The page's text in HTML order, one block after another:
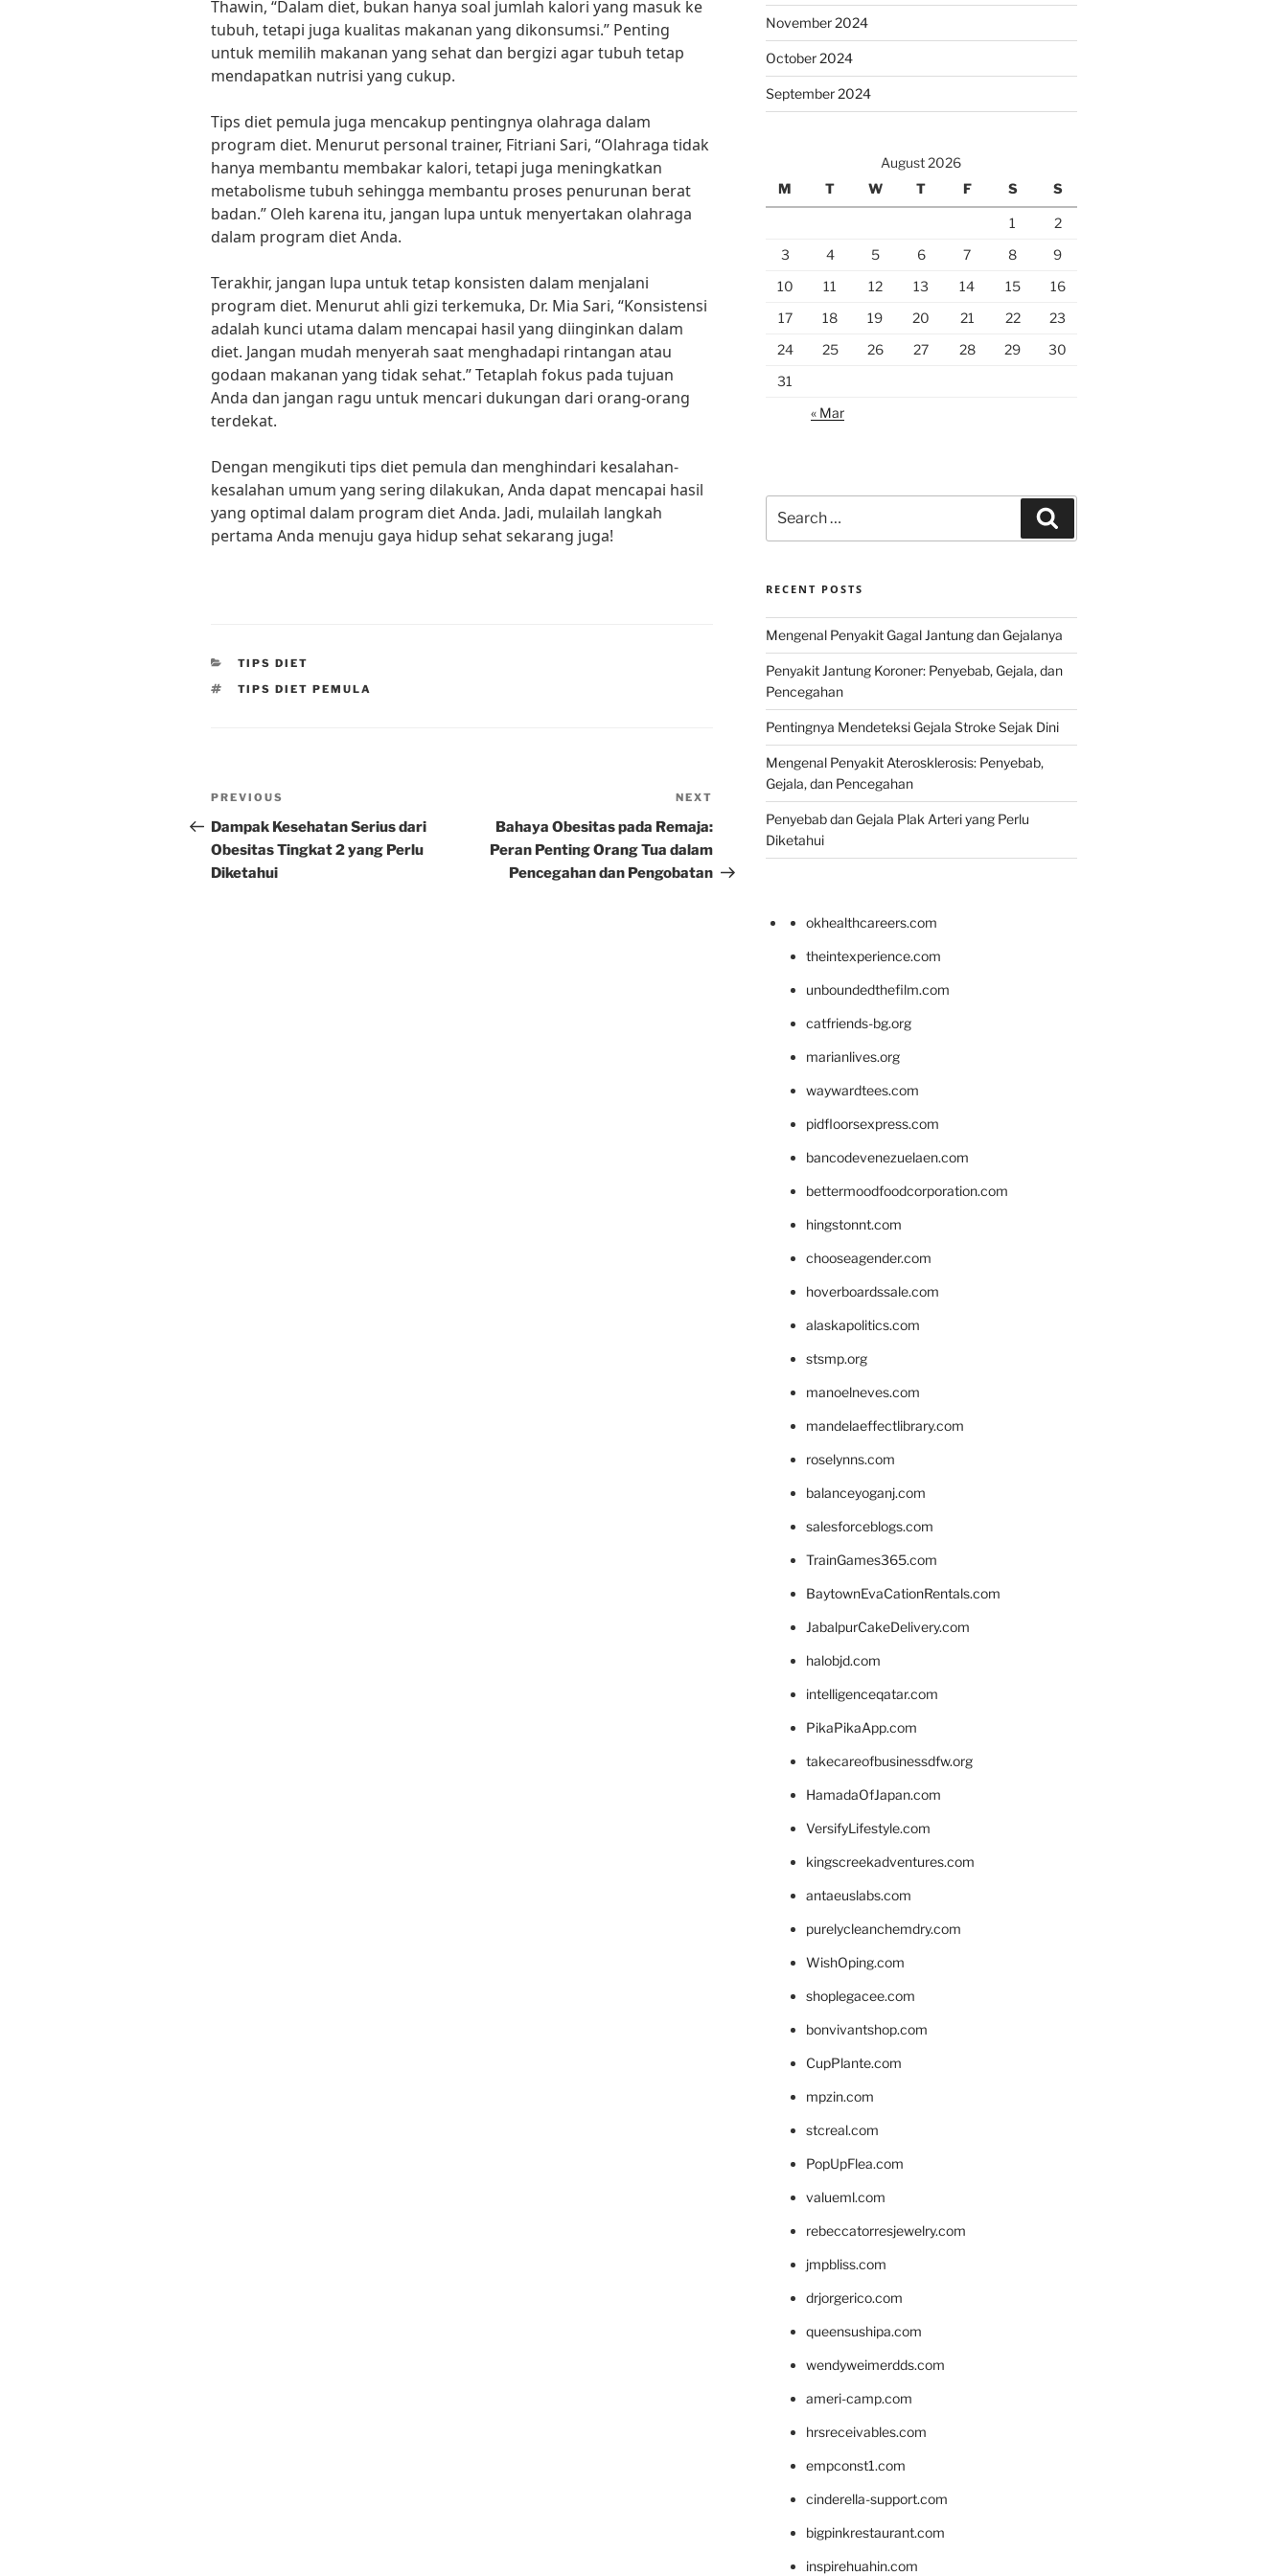
Thawin, “Dalam diet, bukan hanya soal jumlah kalori yang masuk ke
tubuh, tetapi juga kualitas makanan yang dikonsumsi.” Penting
untuk memilih makanan yang sehat dan bergizi agar tubuh tetap
mendapatkan nutrisi yang cukup.
Tips diet pemula juga mencakup pentingnya olahraga dalam
program diet. Menurut personal trainer, Fitriani Sari, “Olahraga tidak
hanya membantu membakar kalori, tetapi juga meningkatkan
metabolisme tubuh sehingga membantu proses penurunan berat
badan.” Oleh karena itu, jangan lupa untuk menyertakan olahraga
dalam program diet Anda.
Terakhir, jangan lupa untuk tetap konsisten dalam menjalani
program diet. Menurut ahli gizi terkemuka, Dr. Mia Sari, “Konsistensi
adalah kunci utama dalam mencapai hasil yang diinginkan dalam
diet. Jangan mudah menyerah saat menghadapi rintangan atau
godaan makanan yang tidak sehat.” Tetaplah fokus pada tujuan
Anda dan jangan ragu untuk mencari dukungan dari orang-orang
terdekat.
Dengan mengikuti tips diet pemula dan menghindari kesalahan-
kesalahan umum yang sering dilakukan, Anda dapat mencapai hasil
yang optimal dalam program diet Anda. Jadi, mulailah langkah
pertama Anda menuju gaya hidup sehat sekarang juga!
CATEGORIES
TIPS DIET
TAGS
TIPS DIET PEMULA
Post
navigation
Previous
Post
PREVIOUS
Dampak Kesehatan Serius dari
Obesitas Tingkat 2 yang Perlu
Diketahui
Post
NEXT
Bahaya Obesitas pada Remaja:
Peran Penting Orang Tua dalam
Pencegahan dan Pengobatan
November 2024
October 2024
September 2024
August 2026
M
T W T F S S
1
2
3
4 5 6 7 8
9
10
11 12 13 14 15
16
17
18 19 20 21 22
23
24
25 26 27 28 29
30
31
« Mar
for:
RECENT POSTS
Mengenal Penyakit Gagal Jantung dan Gejalanya
Penyakit Jantung Koroner: Penyebab, Gejala, dan
Pencegahan
Pentingnya Mendeteksi Gejala Stroke Sejak Dini
Mengenal Penyakit Aterosklerosis: Penyebab,
Gejala, dan Pencegahan
Penyebab dan Gejala Plak Arteri yang Perlu
Diketahui
okhealthcareers.com
theintexperience.com
unboundedthefilm.com
catfriends-bg.org
marianlives.org
waywardtees.com
pidfloorsexpress.com
bancodevenezuelaen.com
bettermoodfoodcorporation.com
hingstonnt.com
chooseagender.com
hoverboardssale.com
alaskapolitics.com
stsmp.org
manoelneves.com
mandelaeffectlibrary.com
roselynns.com
balanceyoganj.com
salesforceblogs.com
TrainGames365.com
BaytownEvaCationRentals.com
JabalpurCakeDelivery.com
halobjd.com
intelligenceqatar.com
PikaPikaApp.com
takecareofbusinessdfw.org
HamadaOfJapan.com
VersifyLifestyle.com
kingscreekadventures.com
antaeuslabs.com
purelycleanchemdry.com
WishOping.com
shoplegacee.com
bonvivantshop.com
CupPlante.com
mpzin.com
stcreal.com
PopUpFlea.com
valueml.com
rebeccatorresjewelry.com
jmpbliss.com
drjorgerico.com
queensushipa.com
wendyweimerdds.com
ameri-camp.com
hrsreceivables.com
empconst1.com
cinderella-support.com
bigpinkrestaurant.com
inspirehuahin.com